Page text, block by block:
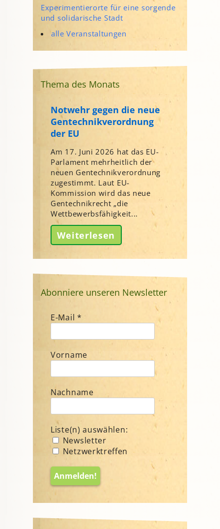
Experimentierorte für eine sorgende
und solidarische Stadt
alle Veranstaltungen
Thema des Monats
Notwehr gegen die neue
Gentechnikverordnung
der EU
Am 17. Juni 2026 hat das EU-
Parlament mehrheitlich der
neuen Gentechnikverordnung
zugestimmt. Laut EU-
Kommission wird das neue
Gentechnikrecht „die
Wettbewerbsfähigkeit...
Weiterlesen
Abonniere unseren Newsletter
E-Mail *
Vorname
Nachname
Liste(n) auswählen:
Newsletter
Netzwerktreffen